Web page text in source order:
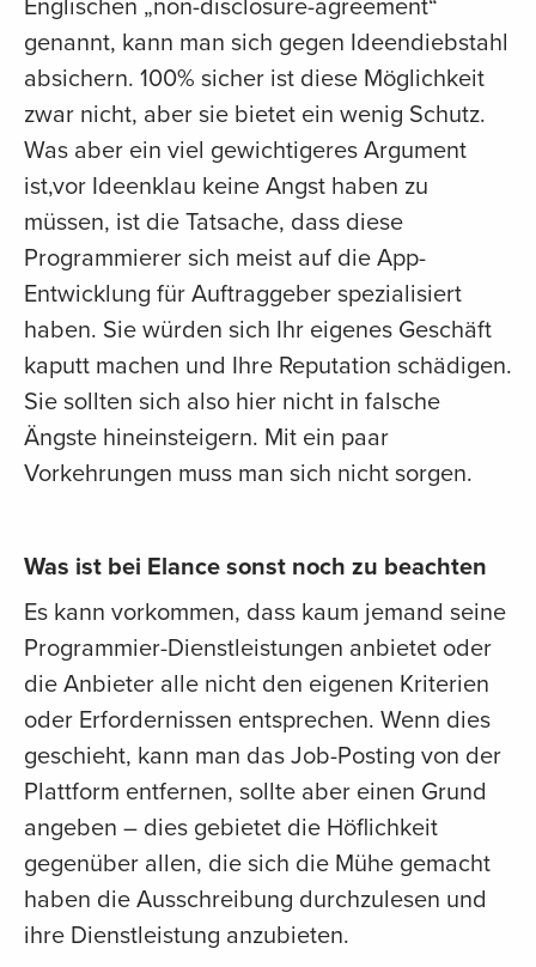
genannt, kann man sich gegen Ideendiebstahl
absichern. 100% sicher ist diese Möglichkeit
zwar nicht, aber sie bietet ein wenig Schutz.
Was aber ein viel gewichtigeres Argument
ist,vor Ideenklau keine Angst haben zu
müssen, ist die Tatsache, dass diese
Programmierer sich meist auf die App-
Entwicklung für Auftraggeber spezialisiert
haben. Sie würden sich Ihr eigenes Geschäft
kaputt machen und Ihre Reputation schädigen.
Sie sollten sich also hier nicht in falsche
Ängste hineinsteigern. Mit ein paar
Vorkehrungen muss man sich nicht sorgen.
Was ist bei Elance sonst noch zu beachten
Es kann vorkommen, dass kaum jemand seine
Programmier-Dienstleistungen anbietet oder
die Anbieter alle nicht den eigenen Kriterien
oder Erfordernissen entsprechen. Wenn dies
geschieht, kann man das Job-Posting von der
Plattform entfernen, sollte aber einen Grund
angeben – dies gebietet die Höflichkeit
gegenüber allen, die sich die Mühe gemacht
haben die Ausschreibung durchzulesen und
ihre Dienstleistung anzubieten.